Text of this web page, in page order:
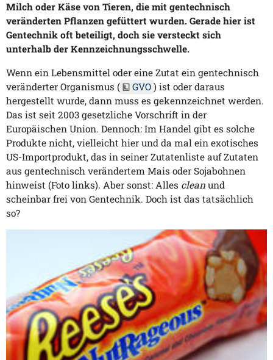
Milch oder Käse von Tieren, die mit gentechnisch
veränderten Pflanzen gefüttert wurden. Gerade hier ist
Gentechnik oft beteiligt, doch sie versteckt sich
unterhalb der Kennzeichnungsschwelle.
Wenn ein Lebensmittel oder eine Zutat ein gentechnisch
veränderter Organismus (
GVO ) ist oder daraus
hergestellt wurde, dann muss es gekennzeichnet werden.
Das ist seit 2003 gesetzliche Vorschrift in der
Europäischen Union. Dennoch: Im Handel gibt es solche
Produkte nicht, vielleicht hier und da mal ein exotisches
US-Importprodukt, das in seiner Zutatenliste auf Zutaten
aus gentechnisch verändertem Mais oder Sojabohnen
hinweist (Foto links). Aber sonst: Alles clean und
scheinbar frei von Gentechnik. Doch ist das tatsächlich
so?